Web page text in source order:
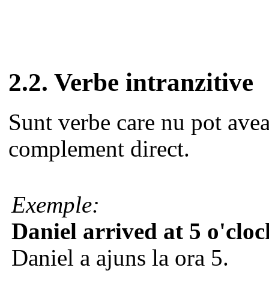
2.2. Verbe intranzitive
Sunt verbe care nu pot
complement direct.
Exemple:
Daniel arrived at 5
Daniel a ajuns la ora 5.